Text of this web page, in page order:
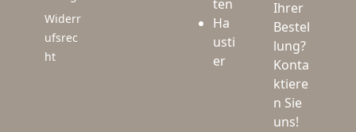
Widerr
ufsrec
ht
ten
Ha
usti
er
Ihrer
Bestel
lung?
Konta
ktiere
n Sie
uns!